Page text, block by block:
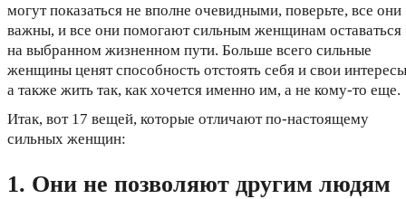
могут показаться не вполне очевидными, поверьте, все они
важны, и все они помогают сильным женщинам оставаться
на выбранном жизненном пути. Больше всего сильные
женщины ценят способность отстоять себя и свои
а также жить так, как хочется именно им, а не кому-то еще.
Итак, вот 17 вещей, которые отличают по-настоящему
сильных женщин:
1. Они не позволяют другим людям